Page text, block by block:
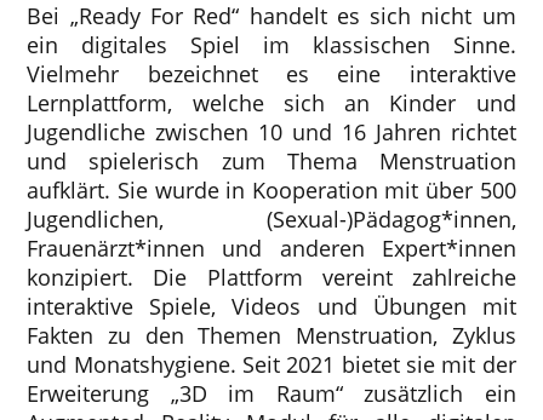
Bei „Ready For Red“ handelt es sich nicht um
ein digitales Spiel im klassischen Sinne.
Vielmehr bezeichnet es eine interaktive
Lernplattform, welche sich an Kinder und
Jugendliche zwischen 10 und 16 Jahren richtet
und spielerisch zum Thema Menstruation
aufklärt. Sie wurde in Kooperation mit über 500
Jugendlichen, (Sexual-)Pädagog*innen,
Frauenärzt*innen und anderen Expert*innen
konzipiert. Die Plattform vereint zahlreiche
interaktive Spiele, Videos und Übungen mit
Fakten zu den Themen Menstruation, Zyklus
und Monatshygiene. Seit 2021 bietet sie mit der
Erweiterung „3D im Raum“ zusätzlich ein